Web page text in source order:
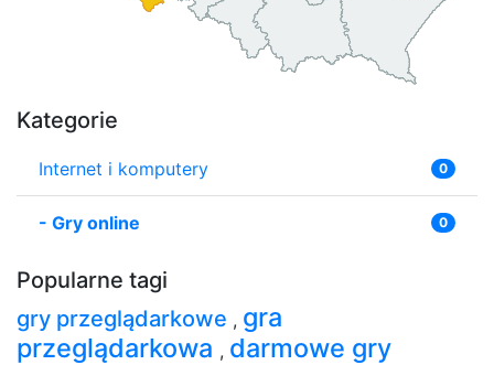
Kategorie
Internet i komputery 0
- Gry online 0
Popularne tagi
gry przeglądarkowe , gra
przeglądarkowa , darmowe gry